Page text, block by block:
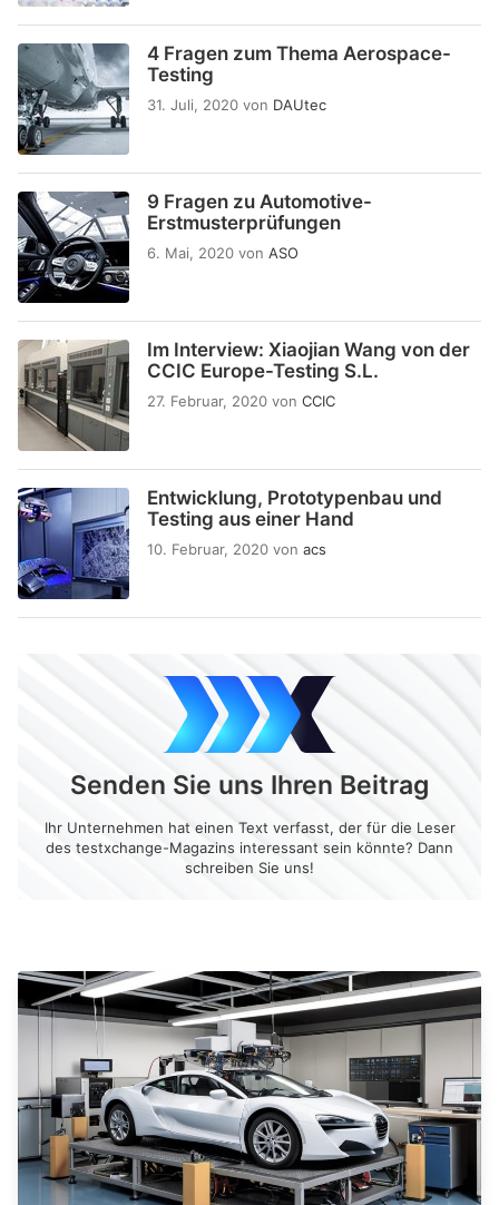
4 Fragen zum Thema Aerospace-
Testing
31. Juli, 2020 von DAUtec
9 Fragen zu Automotive-
Erstmusterprüfungen
6. Mai, 2020 von ASO
Im Interview: Xiaojian Wang von der
CCIC Europe-Testing S.L.
27. Februar, 2020 von CCIC
Entwicklung, Prototypenbau und
Testing aus einer Hand
10. Februar, 2020 von acs
Senden Sie uns Ihren Beitrag
Ihr Unternehmen hat einen Text verfasst, der für die Leser
des testxchange-Magazins interessant sein könnte? Dann
schreiben Sie uns!